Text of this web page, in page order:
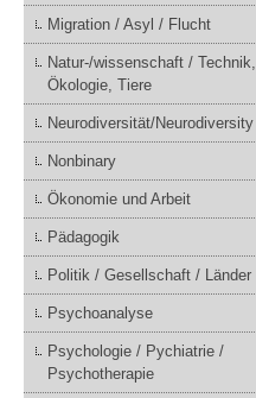
Migration / Asyl / Flucht
Natur-/wissenschaft / Technik,
Ökologie, Tiere
Neurodiversität/Neurodiversity
Nonbinary
Ökonomie und Arbeit
Pädagogik
Politik / Gesellschaft / Länder
Psychoanalyse
Psychologie / Pychiatrie /
Psychotherapie